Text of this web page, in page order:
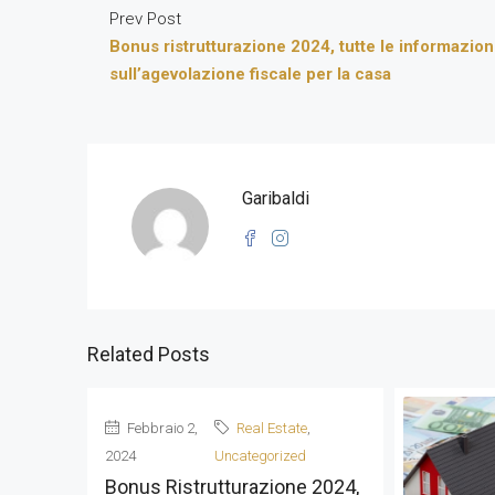
Prev Post
Bonus ristrutturazione 2024, tutte le
sull’agevolazione fiscale per la casa
Garibaldi
Related Posts
Febbraio 2,
2024
Real Estate,
Uncategorized
Bonus Ristrutturazione 2024,